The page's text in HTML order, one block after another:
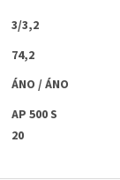
3/3,2
74,2
ÁNO / ÁNO
AP 500 S
20